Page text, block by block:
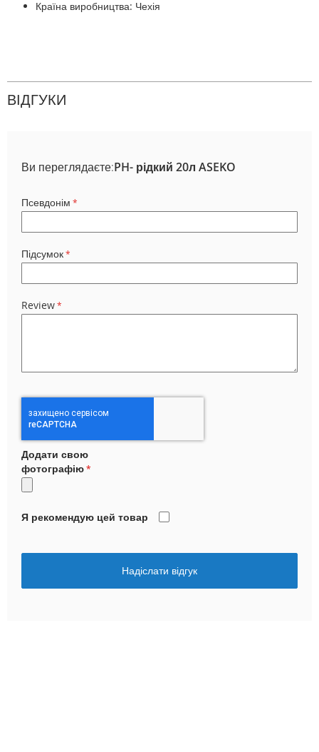
Країна виробництва: Чехія
ВІДГУКИ
Ви переглядаєте:PH- рідкий 20л ASEKO
Псевдонім
Підсумок
Review
Додати свою
фотографію
Я рекомендую цей товар
Надіслати відгук